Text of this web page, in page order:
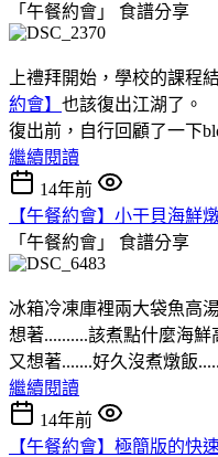
「午餐約會」 食譜分享
上禮拜開始，學校的課程
約會】 也該復出江湖了。
復出前，自行回顧了一下
繼續閱讀
14年前
【午餐約會】小干貝海鮮
「午餐約會」 食譜分享
冰箱冷凍庫裡兩大袋魚高
想著..........該煮點什麼海鮮
又想著.......好久沒煮燉飯
繼續閱讀
14年前
【午餐約會】極簡版的快